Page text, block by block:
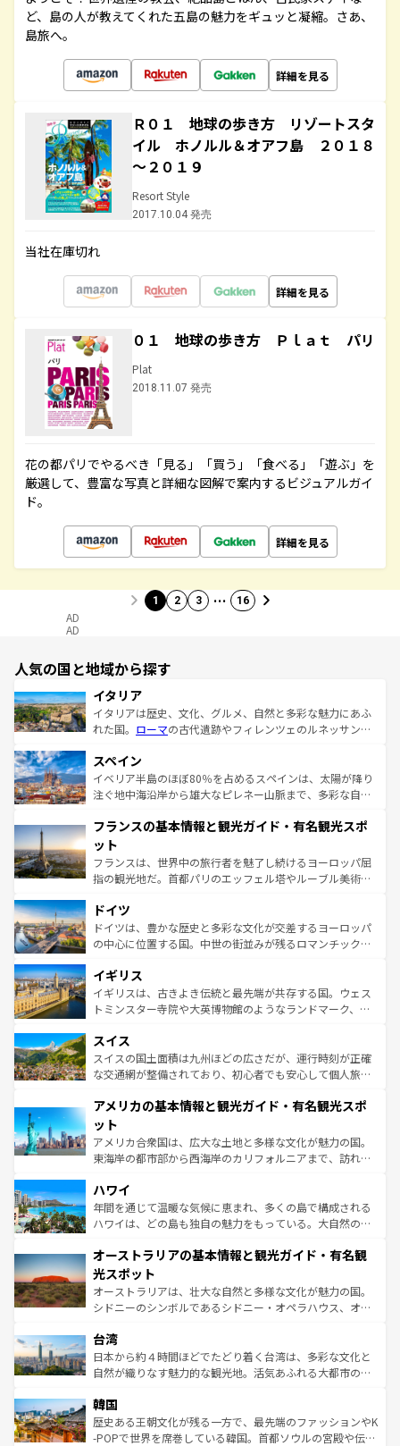
ど、島の人が教えてくれた五島の魅力をギュッと凝縮。さあ、
島旅へ。
詳細を見る
Ｒ０１ 地球の歩き方 リゾートスタ
イル ホノルル＆オアフ島 ２０１８
～２０１９
Resort Style
2017.10.04 発売
当社在庫切れ
詳細を見る
０１ 地球の歩き方 Ｐｌａｔ パリ
Plat
2018.11.07 発売
花の都パリでやるべき「見る」「買う」「食べる」「遊ぶ」を
厳選して、豊富な写真と詳細な図解で案内するビジュアルガイ
ド。
詳細を見る
1 2 3 … 16
AD
AD
人気の国と地域から探す
イタリア
イタリアは歴史、文化、グルメ、自然と多彩な魅力にあふ
れた国。 ローマの古代遺跡やフィレンツェのルネッサンス
ろん、トスカーナの美しい田園風景やアマルフィ海岸の絶
景など、自然景観も見逃せない。観光の合間には、本場の
ピザやパスタなど、絶品のイタリア料理を堪能することも
ませてくれるイタリアで、忘れられない旅をしてみよう！
なお、新着のイタリア情報は
しい。
スペイン
イベリア半島のほぼ80％を占めるスペインは、太陽が降り
注ぐ地中海沿岸から雄大なピレネー山脈まで、多彩な自然
文化が根付くこの国では、情熱的なフラメンコ、熱気あふ
れる闘牛、そして美味しいタパスが生活の一部となってい
る。首都マドリードの洗練された雰囲気や、バルセロナの
アートに溢れた街角から、地方では古代ローマ遺跡や中世
せる。地方によって風土や気候が異なるスペインはその個
性で訪れる人を魅了する。 なお、新着のスペイン情報は コ
ンテンツ一覧を参照してほしい。
フランスの基本情報と観光ガイド・有名観光スポ
ット
フランスは、世界中の旅行者を魅了し続けるヨーロッパ屈
指の観光地だ。首都パリのエッフェル塔やルーブル美術館
で、幅広い魅力が詰まっている。華麗な宮殿、歴史的な大
聖堂、美しいビーチ、そして豊かな自然が、訪れる者を心
から魅了する。また、フランスは美食の国としても知ら
いる。シャンパンの発祥地であるランス、プロヴァンスの
香り高いラベンダー畑など、多彩な楽しみ方が可能だ。さ
らに、パリ以外の地域にも魅力が溢れており、どの街角に
れる地方に足を運ぶとそれぞれで全く異なる文化を体験で
きるだろう。 なお、新着のフランス情報はコンテンツ一覧
を参照してほしい。
ドイツ
ドイツは、豊かな歴史と多彩な文化が交差するヨーロッパ
の中心に位置する国。中世の街並みが残るロマンチック街
顔を持つこの国は、どこを歩いても飽きることがない。ベ
ルリンの文化的活気、バイエルン州のアルプスの絶景、そ
してライン川沿いのワイン畑といった風景は必見。ビール
は、お酒好きな人にはぜひ体験してほしい。 なお、新着の
ドイツ情報はコンテンツ一覧を参照してほしい。
イギリス
イギリスは、古きよき伝統と最先端が共存する国。ウェス
トミンスター寺院や大英博物館のようなランドマーク、歴
リアごとに異なる魅力がある。また、優雅なアフタヌーン
ティー、ビール好きにはたまらない英国パブ、サッカー観
戦など、本場だからこそできる体験も豊富。イギリスを旅
ンツ一覧を参照してほしい。
スイス
スイスの国土面積は九州ほどの広さだが、運行時刻が正確
な交通網が整備されており、初心者でも安心して個人旅行
の建物がそのまま残る町や、スイスならではのユニークな
博物館もあり、アルプス観光だけでなく町歩きも満喫する
ことができる。国民の所得が高いため物価も高いが、旅行
者向けの交通パス提供のサービスもあり、うまく活用すれ
着のスイス情報は
アメリカの基本情報と観光ガイド・有名観光スポ
ット
アメリカ合衆国は、広大な土地と多様な文化が魅力の国。
東海岸の都市部から西海岸のカリフォルニアまで、訪れる
のような巨大都市は、観光、ショッピング、エンターテイ
ンメントが詰まった刺激的なスポットだ。一方、アメリカ
西部には大自然が広がり、グランドキャニオンやイエロー
部のニューオーリンズでは、音楽と美食が融合した独特の
文化が魅力。旅行者はアメリカの各地域で異なる魅力を楽
しみながら、その多様性と豊かな歴史を感じることができ
るだろう。車でのロードトリップや列車の旅も、アメリカ
情報は
ハワイ
年間を通じて温暖な気候に恵まれ、多くの島で構成される
ハワイは、どの島も独自の魅力をもっている。大自然の神
ワイ島は見逃せない。また、定番の観光地といえばオアフ
島だが、静かな自然を求めるならマウイ島やカウアイ島が
おすすめ。エメラルドグリーンに輝く海をはじめ、豊かな
文化や歴史が息づいている。「アロハスピリット」と呼ば
人々、おいしいローカルフードやハワイアンミュージッ
ク、伝統的なフラダンスなど、すべてがハワイの魅力を彩
っている。訪れるたびに新しい発見と感動が待っているハ
はコンテンツ一覧
オーストラリアの基本情報と観光ガイド・有名観
光スポット
オーストラリアは、壮大な自然と多様な文化が魅力の国。
シドニーのシンボルであるシドニー・オペラハウス、オー
リアリーフや大陸中央部にそびえるウルル（エアーズロッ
ク）、タスマニアの美しい原生林やケアンズの熱帯雨林な
ど、見どころがたくさん。また、カフェやワイン、オージ
いる。アクティビティも充実しており、サーフィンやダイ
ビング、ハイキングなど、アウトドア好きにはたまらな
い。オーストラリアの多彩な魅力を存分に味わいつくそ
台湾
日本から約４時間ほどでたどり着く台湾は、多彩な文化と
自然が織りなす魅力的な観光地。活気あふれる大都市の台
ン）、静ひつな山岳地帯である台湾東部など、都市の喧騒
と山間の静けさが共存しており、訪れる人に新しい発見と
驚きをもたらしてくれる。また、奥深い台湾の食文化も魅
韓国
歴史ある王朝文化が残る一方で、最先端のファッションやK
-POPで世界を席巻している韓国。首都ソウルの宮殿や伝統